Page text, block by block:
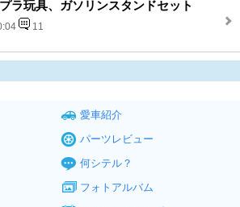
ラ玩具、ガソリンスタンドセット
11
愛車紹介
パーツレビュー
何シテル？
フォトアルバム